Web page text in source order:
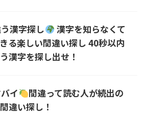
漢字探し
漢字を知らなくて
る楽しい間違い探し 40秒以内
漢字を探し出せ！
イ
間違って読む人が続出の
違い探し！